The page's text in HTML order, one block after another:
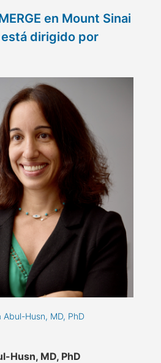
en Mount Sinai
dirigido por
Abul-Husn, MD, PhD
Husn, MD, PhD